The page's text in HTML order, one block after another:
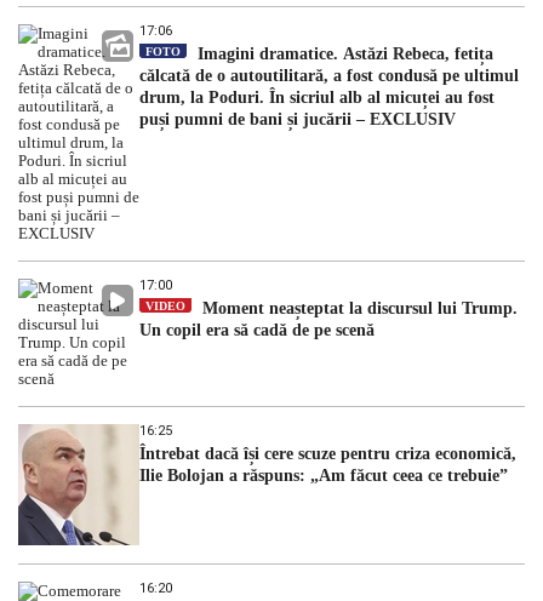
17:06
FOTO
Imagini dramatice. Astăzi Rebeca, fetița
călcată de o autoutilitară, a fost condusă pe ultimul
drum, la Poduri. În sicriul alb al micuței au fost
puși pumni de bani și jucării – EXCLUSIV
17:00
VIDEO
Moment neașteptat la discursul lui Trump.
Un copil era să cadă de pe scenă
16:25
Întrebat dacă își cere scuze pentru criza economică,
Ilie Bolojan a răspuns: „Am făcut ceea ce trebuie”
16:20